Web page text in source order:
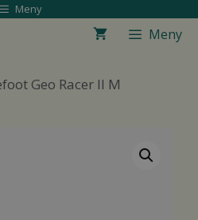
Meny
Meny
Geo Racer II M